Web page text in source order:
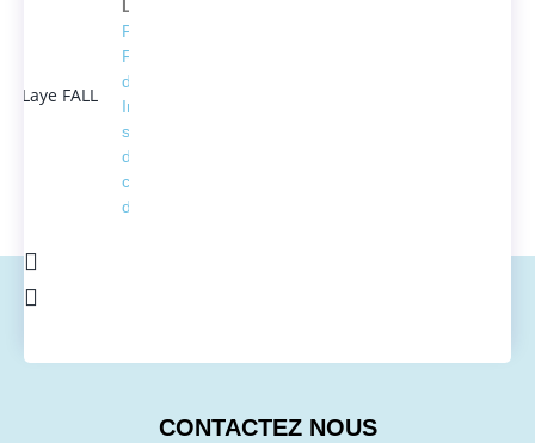
Laye FALL
Président
Fondateur
d'ACTEDUS,
Ingénieur
spécialisé
dans la
conversion
de l'énergie
CONTACTEZ NOUS